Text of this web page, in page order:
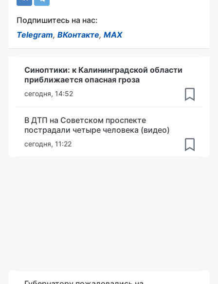
Подпишитесь на нас:
Telegram, ВКонтакте, MAX
Синоптики: к Калининградской области
приближается опасная гроза
сегодня, 14:52
В ДТП на Советском проспекте
пострадали четыре человека (видео)
сегодня, 11:22